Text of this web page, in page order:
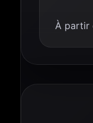
À partir